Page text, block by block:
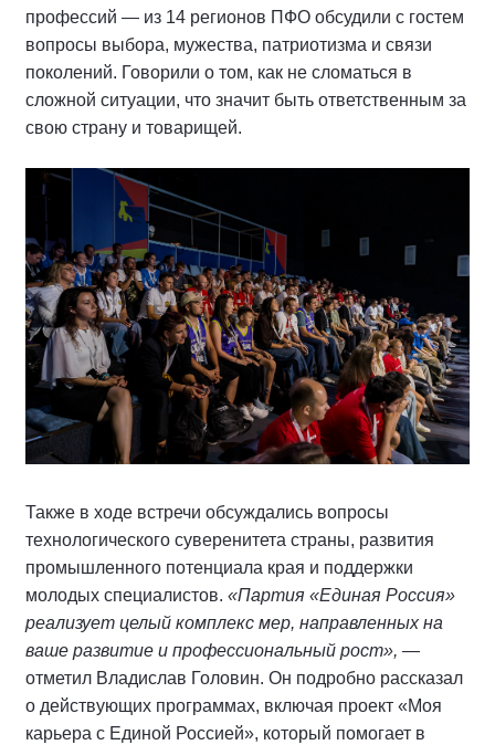
профессий — из 14 регионов ПФО обсудили с гостем
вопросы выбора, мужества, патриотизма и связи
поколений. Говорили о том, как не сломаться в
сложной ситуации, что значит быть ответственным за
свою страну и товарищей.
Также в ходе встречи обсуждались вопросы
технологического суверенитета страны, развития
промышленного потенциала края и поддержки
молодых специалистов. «Партия «Единая Россия»
реализует целый комплекс мер, направленных на
ваше развитие и профессиональный рост», —
отметил Владислав Головин. Он подробно рассказал
о действующих программах, включая проект «Моя
карьера с Единой Россией», который помогает в